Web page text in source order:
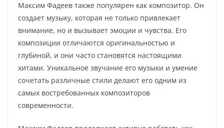
Максим Фадеев также популярен как композитор. Он
создает музыку, которая не только привлекает
внимание, но и вызывает эмоции и чувства. Его
композиции отличаются оригинальностью и
глубиной, и они часто становятся настоящими
хитами. Уникальное звучание его музыки и умение
сочетать различные стили делают его одним из
самых востребованных композиторов
современности.